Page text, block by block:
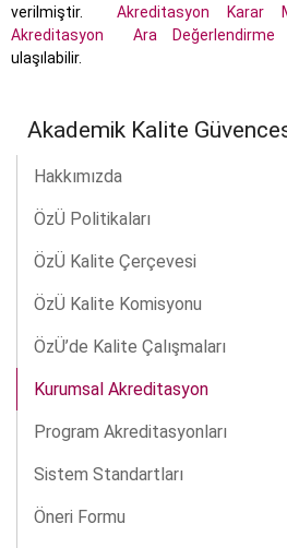
verilmiştir.Akreditasyon Karar
Akreditasyon Ara Değerlendirme
ulaşılabilir.
Akademik Kalite
Hakkımızda
ÖzÜ Politikaları
ÖzÜ Kalite Çerçevesi
ÖzÜ Kalite Komisyonu
ÖzÜ’de Kalite Çalışmaları
Kurumsal Akreditasyon
Program Akreditasyonları
Sistem Standartları
Öneri Formu